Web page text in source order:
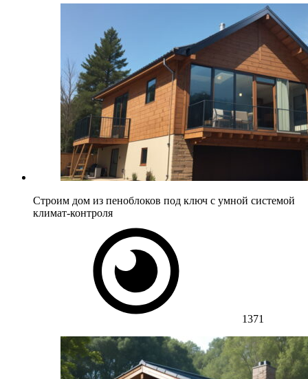
Строим дом из пеноблоков под ключ с умной системой
климат-контроля
1371